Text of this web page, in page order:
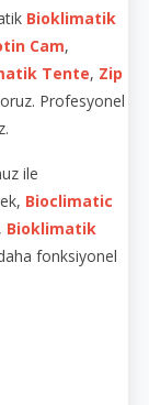
Bioklimatik
Cam,
Tente, Zip
Profesyonel
ile
Bioclimatic
, Bioklimatik
fonksiyonel